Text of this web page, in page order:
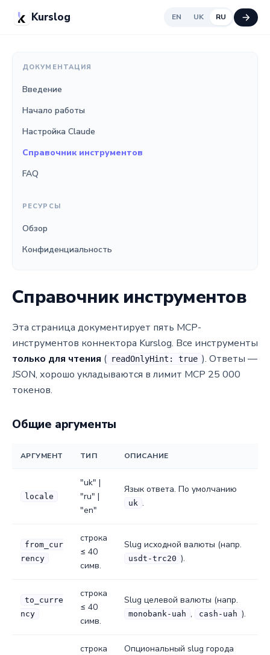
Kurslog EN UK RU
ДОКУМЕНТАЦИЯ
Введение
Начало работы
Настройка Claude
Справочник инструментов
FAQ
РЕСУРСЫ
Обзор
Конфиденциальность
Справочник инструментов
Эта страница документирует пять MCP-
инструментов коннектора Kurslog. Все инструменты
только для чтения ( readOnlyHint: true ). Ответы —
JSON, хорошо укладываются в лимит MCP 25 000
токенов.
Общие аргументы
АРГУМЕНТ ТИП ОПИСАНИЕ
locale
"uk" |
"ru" |
"en"
Язык ответа. По умолчанию
uk .
from_cur
rency
строка
≤ 40
симв.
Slug исходной валюты (напр.
usdt-trc20 ).
to_curre
ncy
строка
≤ 40
симв.
Slug целевой валюты (напр.
monobank-uah , cash-uah ).
строка
Опциональный slug города